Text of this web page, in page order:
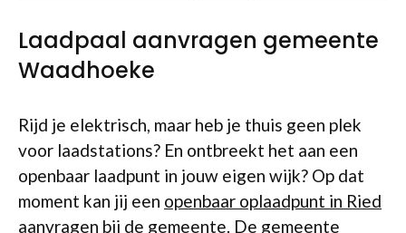
Laadpaal aanvragen gemeente
Waadhoeke
Rijd je elektrisch, maar heb je thuis geen plek
voor laadstations? En ontbreekt het aan een
openbaar laadpunt in jouw eigen wijk? Op dat
moment kan jij een openbaar oplaadpunt in Ried
aanvragen bij de gemeente. De gemeente